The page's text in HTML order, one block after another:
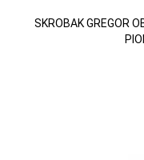
SKROBAK GREGOR